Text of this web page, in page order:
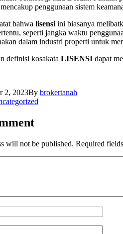
penggunaan sistem
bahwa lisensi ini biasanya
seperti jangka waktu
dalam industri properti untuk
definisi kosakata LISENSI dapat
2, 2023By brokertanah
will not be published. Required